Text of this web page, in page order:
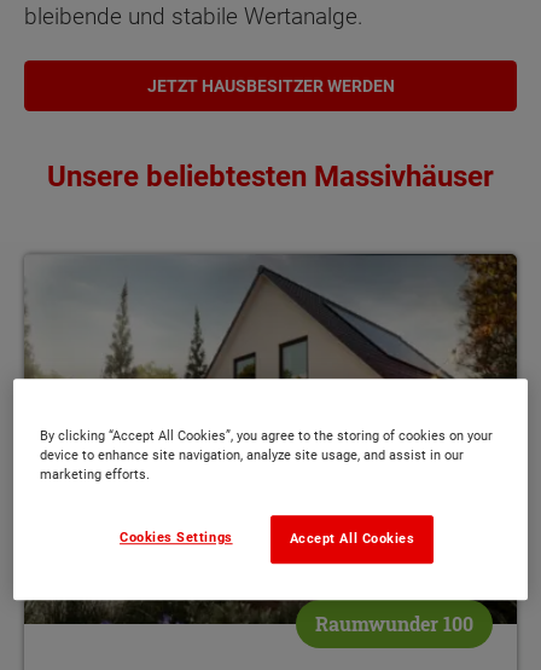
bleibende und stabile Wertanalge.
JETZT HAUSBESITZER WERDEN
Unsere beliebtesten Massivhäuser
Raumwunder 100
By clicking “Accept All Cookies”, you agree to the storing of cookies on your
device to enhance site navigation, analyze site usage, and assist in our
marketing efforts.
Accept All Cookies
Cookies Settings